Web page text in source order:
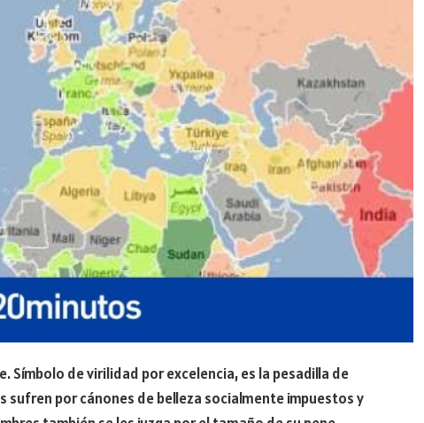
Símbolo de virilidad por excelencia, es la pesadilla de
sufren por cánones de belleza socialmente impuestos y